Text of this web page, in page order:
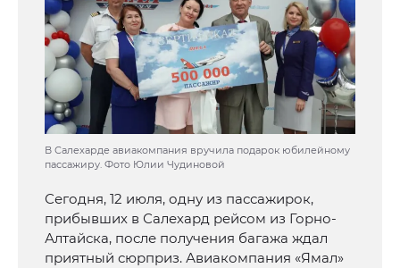
В Салехарде авиакомпания вручила подарок юбилейному
пассажиру. Фото Юлии Чудиновой
Сегодня, 12 июля, одну из пассажирок,
прибывших в Салехард рейсом из Горно-
Алтайска, после получения багажа ждал
приятный сюрприз. Авиакомпания «Ямал»